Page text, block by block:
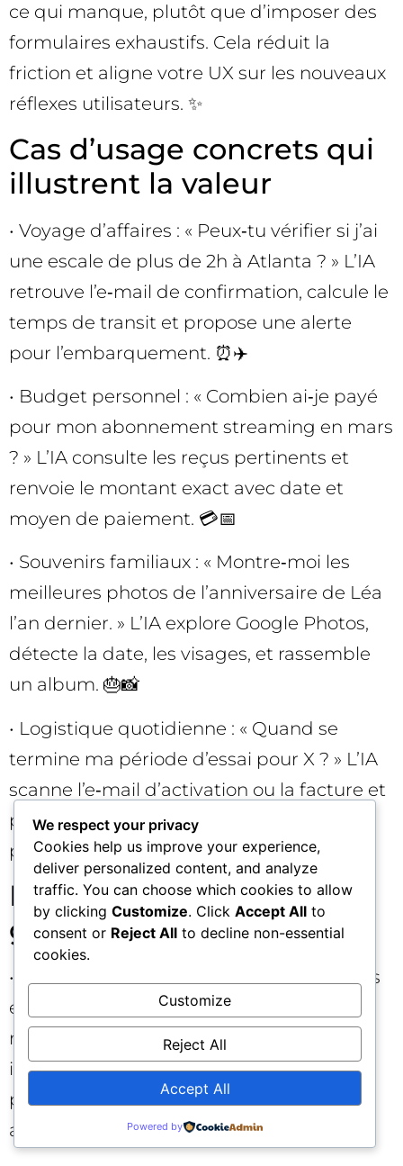
ce qui manque, plutôt que d’imposer des
formulaires exhaustifs. Cela réduit la
friction et aligne votre UX sur les nouveaux
réflexes utilisateurs. ✨
Cas d’usage concrets qui
illustrent la valeur
• Voyage d’affaires : « Peux‑tu vérifier si j’ai
une escale de plus de 2h à Atlanta ? » L’IA
retrouve l’e‑mail de confirmation, calcule le
temps de transit et propose une alerte
pour l’embarquement. ⏰✈️
• Budget personnel : « Combien ai‑je payé
pour mon abonnement streaming en mars
? » L’IA consulte les reçus pertinents et
renvoie le montant exact avec date et
moyen de paiement. 💳📅
• Souvenirs familiaux : « Montre‑moi les
meilleures photos de l’anniversaire de Léa
l’an dernier. » L’IA explore Google Photos,
détecte la date, les visages, et rassemble
un album. 🎂📸
• Logistique quotidienne : « Quand se
termine ma période d’essai pour X ? » L’IA
scanne l’e‑mail d’activation ou la facture et
propose d’ajouter une alerte calendrier
pour éviter la reconduction. 🔔📨
Limites, risques et
garde‑fous
• Qualité des données personnelles : si vos
e‑mails sont désordonnés ou vos photos
mal catégorisées, la réponse peut être
incomplète ou imprécise. L’Intelligence
personnelle n’est pas magique : elle
amplifie l’état de vos données. 🧹
We respect your privacy
Cookies help us improve your experience,
deliver personalized content, and analyze
traffic. You can choose which cookies to allow
by clicking Customize. Click Accept All to
consent or Reject All to decline non-essential
cookies.
Customize
Reject All
Accept All
Powered by